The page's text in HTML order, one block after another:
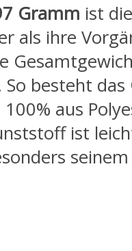
Gramm ist
als ihre
besteht das
aus
ist